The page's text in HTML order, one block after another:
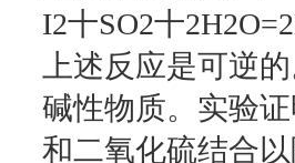
I2十SO2十
上述反应是可逆
碱性物质。实验
和二氧化硫结合